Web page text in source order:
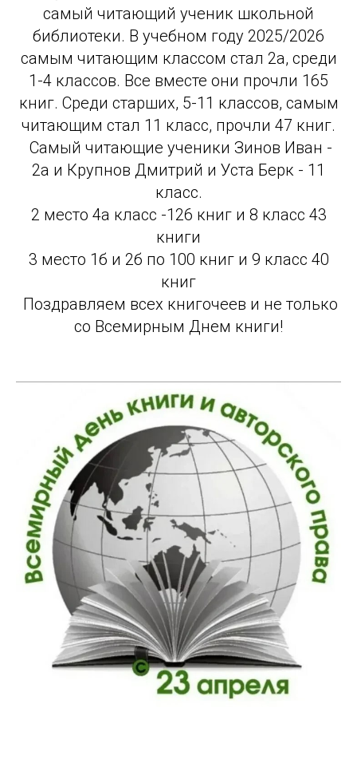
самый читающий ученик школьной
библиотеки. В учебном году 2025/2026
самым читающим классом стал 2а, среди
1-4 классов. Все вместе они прочли 165
книг. Среди старших, 5-11 классов, самым
читающим стал 11 класс, прочли 47 книг.
Самый читающие ученики Зинов Иван -
2а и Крупнов Дмитрий и Уста Берк - 11
класс.
2 место 4а класс -126 книг и 8 класс 43
книги
3 место 1б и 2б по 100 книг и 9 класс 40
книг
Поздравляем всех книгочеев и не только
со Всемирным Днем книги!